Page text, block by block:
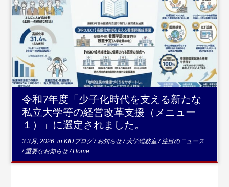
...続きを読む
令和7年度「少子化時代を支える新たな
私立大学等の経営改革支援（メニュー
１）」に選定されました。
3 3月, 2026 inKIUブログ/お知らせ/ 大学総務室/注目のニュース
/重要なお知らせ/Home